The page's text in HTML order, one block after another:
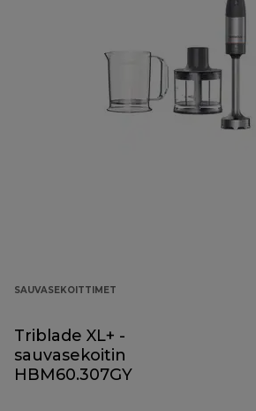
SAUVASEKOITTIMET
Triblade XL+ -
sauvasekoitin
HBM60.307GY